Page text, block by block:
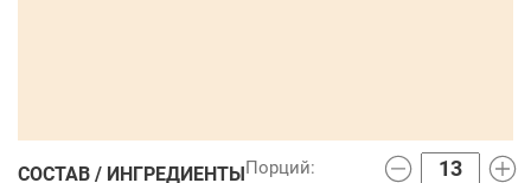
СОСТАВ / ИНГРЕДИЕНТЫ